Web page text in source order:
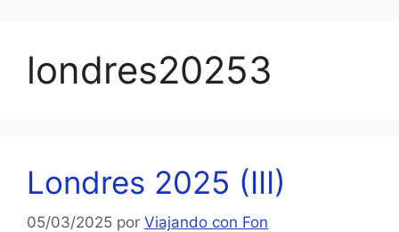
londres20253
Londres 2025 (III)
05/03/2025 por Viajando con Fon